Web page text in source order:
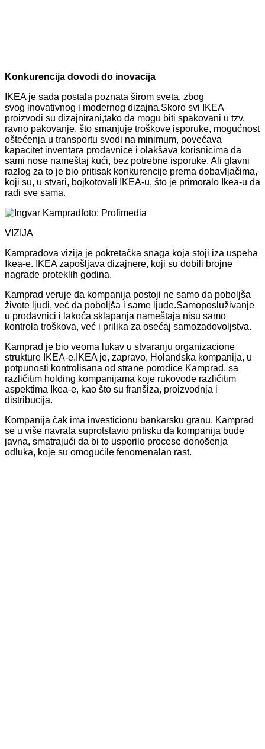
Konkurencija dovodi do inovacija
IKEA je sada postala poznata širom sveta, zbog
svog inovativnog i modernog dizajna.Skoro svi IKEA
proizvodi su dizajnirani,tako da mogu biti spakovani u tzv.
ravno pakovanje, što smanjuje troškove isporuke, mogućnost
oštećenja u transportu svodi na minimum, povećava
kapacitet inventara prodavnice i olakšava korisnicima da
sami nose nameštaj kući, bez potrebne isporuke. Ali glavni
razlog za to je bio pritisak konkurencije prema dobavljačima,
koji su, u stvari, bojkotovali IKEA-u, što je primoralo Ikea-u da
radi sve sama.
foto: Profimedia
VIZIJA
Kampradova vizija je pokretačka snaga koja stoji iza uspeha
Ikea-e. IKEA zapošljava dizajnere, koji su dobili brojne
nagrade proteklih godina.
Kamprad veruje da kompanija postoji ne samo da poboljša
živote ljudi, već da poboljša i same ljude.Samoposluživanje
u prodavnici i lakoća sklapanja nameštaja nisu samo
kontrola troškova, već i prilika za osećaj samozadovoljstva.
Kamprad je bio veoma lukav u stvaranju organizacione
strukture IKEA-e.IKEA je, zapravo, Holandska kompanija, u
potpunosti kontrolisana od strane porodice Kamprad, sa
različitim holding kompanijama koje rukovode različitim
aspektima Ikea-e, kao što su franšiza, proizvodnja i
distribucija.
Kompanija čak ima investicionu bankarsku granu. Kamprad
se u više navrata suprotstavio pritisku da kompanija bude
javna, smatrajući da bi to usporilo procese donošenja
odluka, koje su omogućile fenomenalan rast.